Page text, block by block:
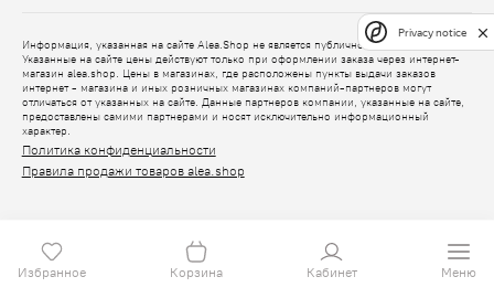
Избранное Корзина Кабинет Меню
Информация, указанная на сайте Alea.Shop не является публичной офертой.
Указанные на сайте цены действуют только при оформлении заказа через интернет-
магазин alea.shop. Цены в магазинах, где расположены пункты выдачи заказов
интернет - магазина и иных розничных магазинах компаний-партнеров могут
отличаться от указанных на сайте. Данные партнеров компании, указанные на сайте,
предоставлены самими партнерами и носят исключительно информационный
характер.
Политика конфиденциальности
Правила продажи товаров alea.shop
Privacy notice